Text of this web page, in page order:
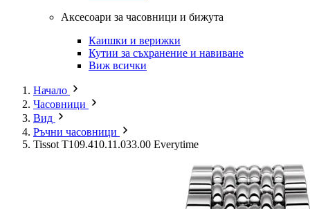
Аксесоари за часовници и бижута
Каишки и верижки
Кутии за съхранение и навиване
Виж всички
Начало
Часовници
Вид
Ръчни часовници
Tissot T109.410.11.033.00 Everytime